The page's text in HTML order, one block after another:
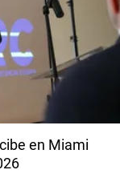
en Miami